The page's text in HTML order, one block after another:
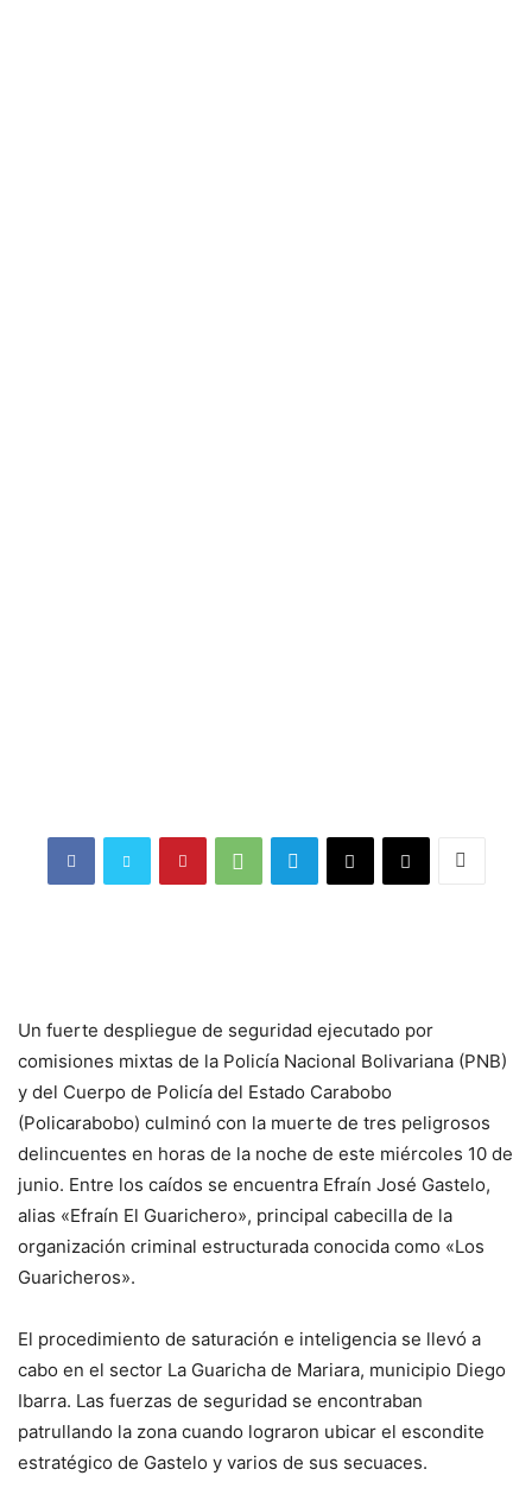
Un fuerte despliegue de seguridad ejecutado por
comisiones mixtas de la Policía Nacional Bolivariana (PNB)
y del Cuerpo de Policía del Estado Carabobo
(Policarabobo) culminó con la muerte de tres peligrosos
delincuentes en horas de la noche de este miércoles 10 de
junio. Entre los caídos se encuentra Efraín José Gastelo,
alias «Efraín El Guarichero», principal cabecilla de la
organización criminal estructurada conocida como «Los
Guaricheros».
El procedimiento de saturación e inteligencia se llevó a
cabo en el sector La Guaricha de Mariara, municipio Diego
Ibarra. Las fuerzas de seguridad se encontraban
patrullando la zona cuando lograron ubicar el escondite
estratégico de Gastelo y varios de sus secuaces.